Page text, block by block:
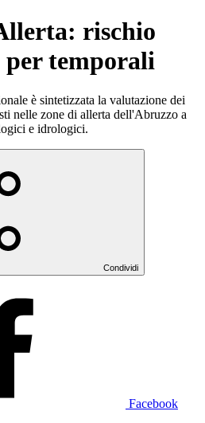
rischio
per temporali
è sintetizzata la valutazione dei
nelle zone di allerta dell'Abruzzo a
e idrologici.
Condividi
Facebook